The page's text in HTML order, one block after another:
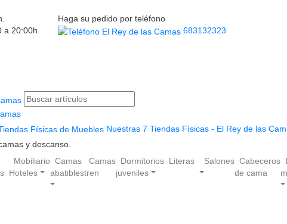
a 20:00h.
Haga su pedido por teléfono
683132323
Nuestras 7 Tiendas Físicas - El Rey de las
y descanso.
Mobiliario
Hoteles
Camas
abatibles
Camas
tren
Dormitorios
juveniles
Literas Salones Cabeceros
de cama